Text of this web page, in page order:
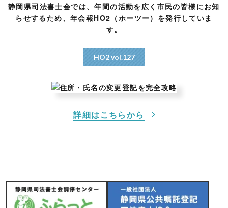
静岡県司法書士会では、年間の活動を広く市民の皆様にお知
らせするため、年会報HO2（ホーツー）を発行していま
す。
HO2 vol.127
詳細はこちらから